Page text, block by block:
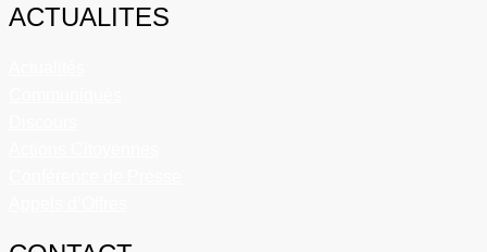
ACTUALITES